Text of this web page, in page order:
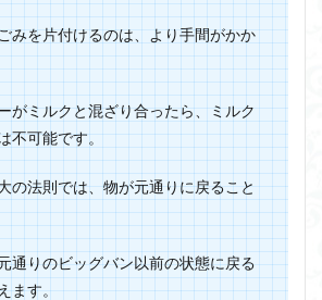
みを片付けるのは、より手間がかか
がミルクと混ざり合ったら、ミルク
不可能です。
の法則では、物が元通りに戻ること
通りのビッグバン以前の状態に戻る
ます。